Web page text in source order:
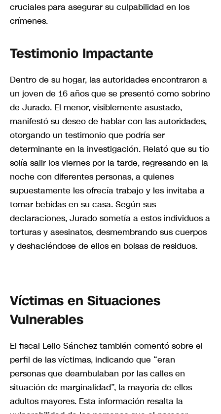
cruciales para asegurar su culpabilidad en los
crímenes.
Testimonio Impactante
Dentro de su hogar, las autoridades encontraron a
un joven de 16 años que se presentó como sobrino
de Jurado. El menor, visiblemente asustado,
manifestó su deseo de hablar con las autoridades,
otorgando un testimonio que podría ser
determinante en la investigación. Relató que su tío
solía salir los viernes por la tarde, regresando en la
noche con diferentes personas, a quienes
supuestamente les ofrecía trabajo y les invitaba a
tomar bebidas en su casa. Según sus
declaraciones, Jurado sometía a estos individuos a
torturas y asesinatos, desmembrando sus cuerpos
y deshaciéndose de ellos en bolsas de residuos.
Víctimas en Situaciones
Vulnerables
El fiscal Lello Sánchez también comentó sobre el
perfil de las víctimas, indicando que “eran
personas que deambulaban por las calles en
situación de marginalidad”, la mayoría de ellos
adultos mayores. Esta información resalta la